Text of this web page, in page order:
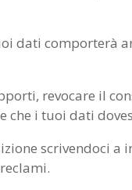
dati comporterà
revocare il
che i tuoi dati
scrivendoci a